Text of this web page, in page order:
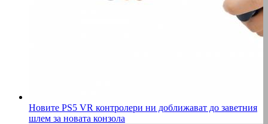
Новите PS5 VR контролери ни доближават до заветния
шлем за новата конзола